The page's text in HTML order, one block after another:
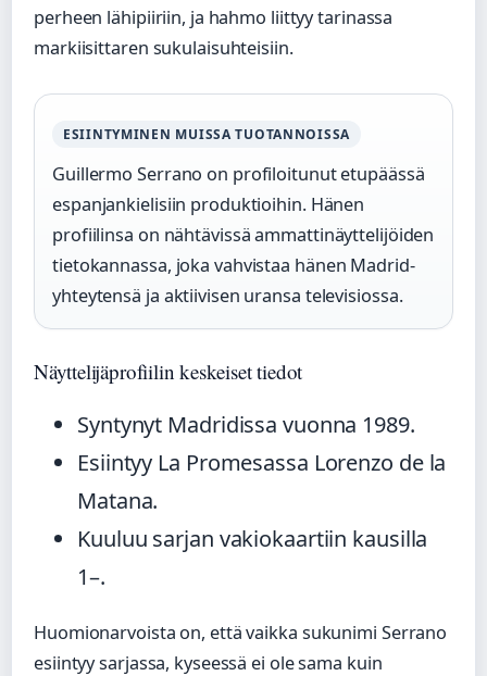
perheen lähipiiriin, ja hahmo liittyy tarinassa
markiisittaren sukulaisuhteisiin.
ESIINTYMINEN MUISSA TUOTANNOISSA
Guillermo Serrano on profiloitunut etupäässä
espanjankielisiin produktioihin. Hänen
profiilinsa on nähtävissä ammattinäyttelijöiden
tietokannassa, joka vahvistaa hänen Madrid-
yhteytensä ja aktiivisen uransa televisiossa.
Näyttelijäprofiilin keskeiset tiedot
Syntynyt Madridissa vuonna 1989.
Esiintyy La Promesassa Lorenzo de la
Matana.
Kuuluu sarjan vakiokaartiin kausilla
1–.
Huomionarvoista on, että vaikka sukunimi Serrano
esiintyy sarjassa, kyseessä ei ole sama kuin